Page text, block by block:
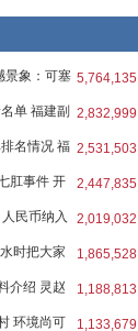
5,764,135
景象：可塞
2,832,999
单 福建副
2,531,503
名情况 福
2,447,835
肛事件 开
2,019,032
民币纳入
1,865,528
时把大家
1,188,813
介绍 灵赵
1,133,679
环境尚可